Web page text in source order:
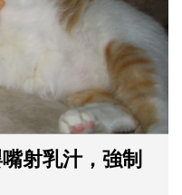
射乳汁，強制